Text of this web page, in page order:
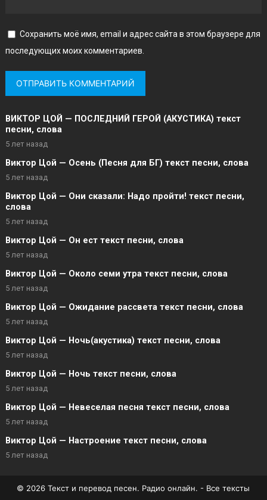
Сохранить моё имя, email и адрес сайта в этом браузере для
последующих моих комментариев.
ВИКТОР ЦОЙ — ПОСЛЕДНИЙ ГЕРОЙ (АКУСТИКА) текст
песни, слова
5 лет назад
Виктор Цой — Осень (Песня для БГ) текст песни, слова
5 лет назад
Виктор Цой — Они сказали: Надо пройти! текст песни,
слова
5 лет назад
Виктор Цой — Он ест текст песни, слова
5 лет назад
Виктор Цой — Около семи утра текст песни, слова
5 лет назад
Виктор Цой — Ожидание рассвета текст песни, слова
5 лет назад
Виктор Цой — Ночь(акустика) текст песни, слова
5 лет назад
Виктор Цой — Ночь текст песни, слова
5 лет назад
Виктор Цой — Невеселая песня текст песни, слова
5 лет назад
Виктор Цой — Настроение текст песни, слова
5 лет назад
© 2026 Текст и перевод песен. Радио онлайн. - Все тексты